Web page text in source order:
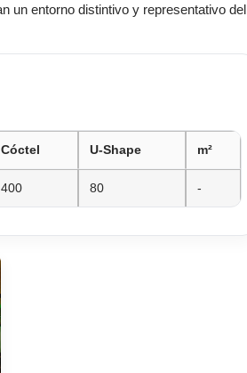
un entorno distintivo y representativo del
Cóctel U-Shape m²
400 80 -